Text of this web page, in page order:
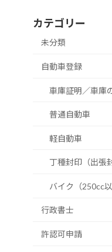
カテゴリー
未分類
自動車登録
車庫証明／車庫
普通自動車
軽自動車
丁種封印（出張
バイク（250cc以
行政書士
許認可申請